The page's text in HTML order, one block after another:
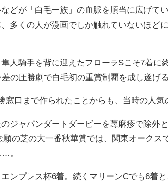
どが「白毛一族」の血脈を順当に広げて
多くの人が漫画でしか触れていないほど
人騎手を背に迎えたフローラSこそ7着に
の圧勝劇で白毛初の重賞制覇を成し遂げる
口まで作られたことからも、当時の人気
ジャパンダートダービーを蕁麻疹で除外
の芝の大一番秋華賞では、関東オークス
。
ンプレス杯6着。続くマリーンCでも6着と